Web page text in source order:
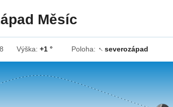
Měsíc
Výška:+1 ° Poloha: ↓severozápad